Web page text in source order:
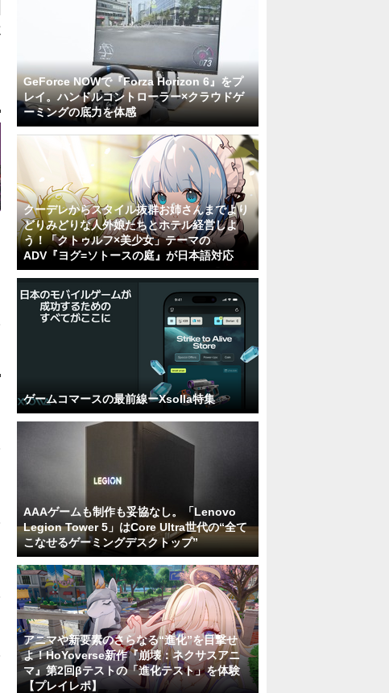
GeForce NOWで『Forza Horizon 6』をプ
レイ。ハンドルコントローラー×クラウドゲ
ーミングの底力を体感
クーデレからスタイル抜群お姉さんまでより
どりみどりな人外娘たちとホテル経営しよ
う！「クトゥルフ×美少女」テーマの
ADV『ヨグ=ソトースの庭』が日本語対応
ゲームコマースの最前線ーXsolla特集
AAAゲームも制作も妥協なし。「Lenovo
Legion Tower 5」はCore Ultra世代の“全て
こなせるゲーミングデスクトップ”
アニマや新要素のさらなる“進化”を目撃せ
よ！HoYoverse新作『崩壊：ネクサスアニ
マ』第2回βテストの「進化テスト」を体験
【プレイレポ】